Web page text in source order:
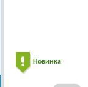
Новинка